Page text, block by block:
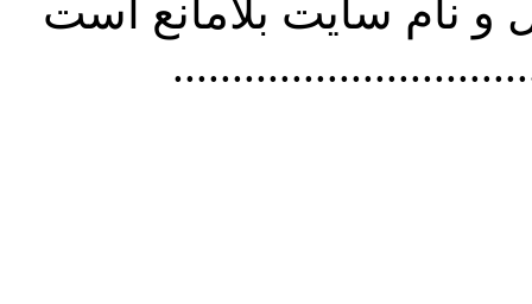
نام سايت بلامانع است